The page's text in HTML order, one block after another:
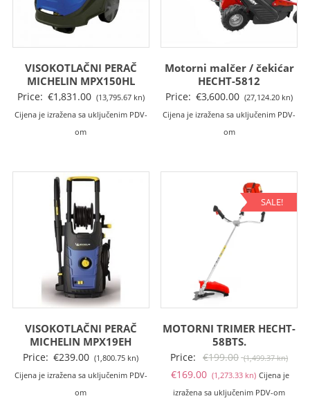
VISOKOTLAČNI PERAČ
MICHELIN MPX150HL
Price: €1,831.00 (13,795.67 kn)
Cijena je izražena sa uključenim PDV-
om
Motorni malčer / čekićar
HECHT-5812
Price: €3,600.00 (27,124.20 kn)
Cijena je izražena sa uključenim PDV-
om
VISOKOTLAČNI PERAČ
MICHELIN MPX19EH
Price: €239.00 (1,800.75 kn)
Cijena je izražena sa uključenim PDV-
om
SALE!
MOTORNI TRIMER HECHT-
58BTS.
Price: €199.00 (1,499.37 kn)
€169.00 (1,273.33 kn)Trenutna
cijena
Cijena je
izražena sa uključenim PDV-om